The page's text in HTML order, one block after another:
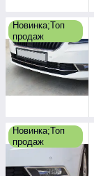
Новинка;Топ
продаж
Новинка;Топ
продаж